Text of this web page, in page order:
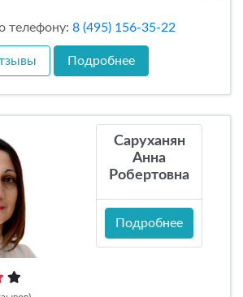
телефону: 8 (495) 156-35-22
Подробнее
Саруханян
Анна
Робертовна
Подробнее